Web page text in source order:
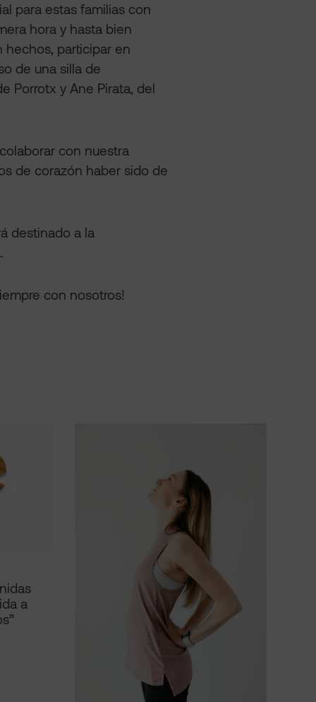
para estas familias con
hora y hasta bien
hechos, participar en
de una silla de
Porrotx y Ane Pirata, del
con nuestra
de corazón haber sido de
destinado a la
con nosotros!
a